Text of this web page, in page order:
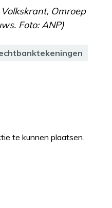
Omroep
Foto: ANP)
te kunnen plaatsen.